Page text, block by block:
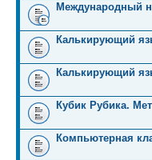
Международный
Калькирующий
Калькирующий
Кубик Рубика.
Компьютерная